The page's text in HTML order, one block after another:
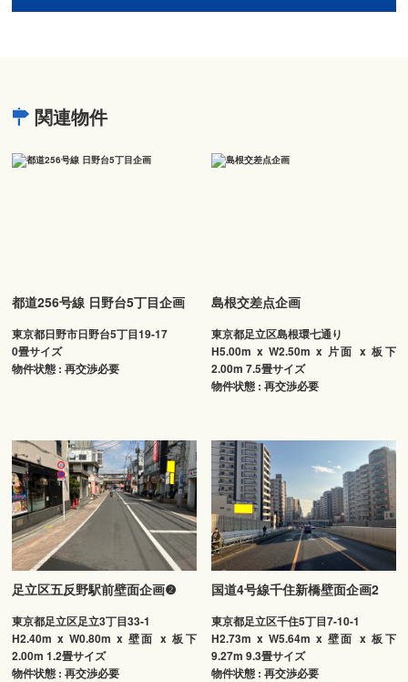
関連物件
都道256号線 日野台5丁目企画
東京都日野市日野台5丁目19-17
0畳サイズ
物件状態 : 再交渉必要
島根交差点企画
東京都足立区島根環七通り
H5.00m x W2.50m x 片面 x 板下
2.00m 7.5畳サイズ
物件状態 : 再交渉必要
足立区五反野駅前壁面企画❷
東京都足立区足立3丁目33-1
H2.40m x W0.80m x 壁面 x 板下
2.00m 1.2畳サイズ
物件状態 : 再交渉必要
国道4号線千住新橋壁面企画2
東京都足立区千住5丁目7-10-1
H2.73m x W5.64m x 壁面 x 板下
9.27m 9.3畳サイズ
物件状態 : 再交渉必要